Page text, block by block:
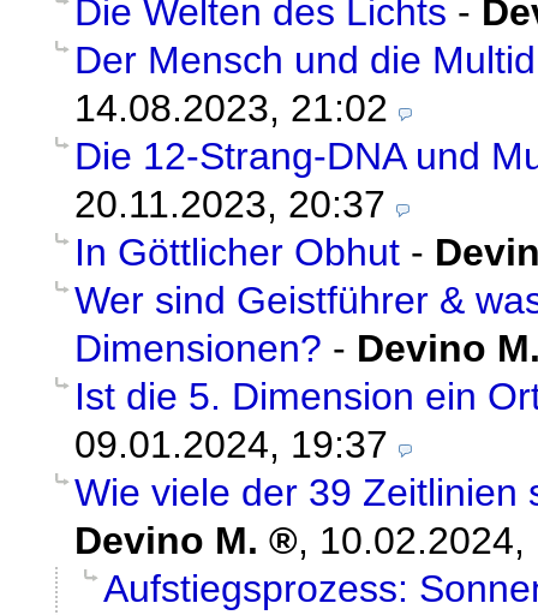
Die Welten des Lichts -
Der Mensch und die
14.08.2023, 21:02
Die 12-Strang-DNA und
20.11.2023, 20:37
In Göttlicher Obhut -
Wer sind Geistführer &
Dimensionen? - Devino
Ist die 5. Dimension ein
09.01.2024, 19:37
Wie viele der 39 Zeitlinien
Devino M.
, 10.02.2024,
Aufstiegsprozess: